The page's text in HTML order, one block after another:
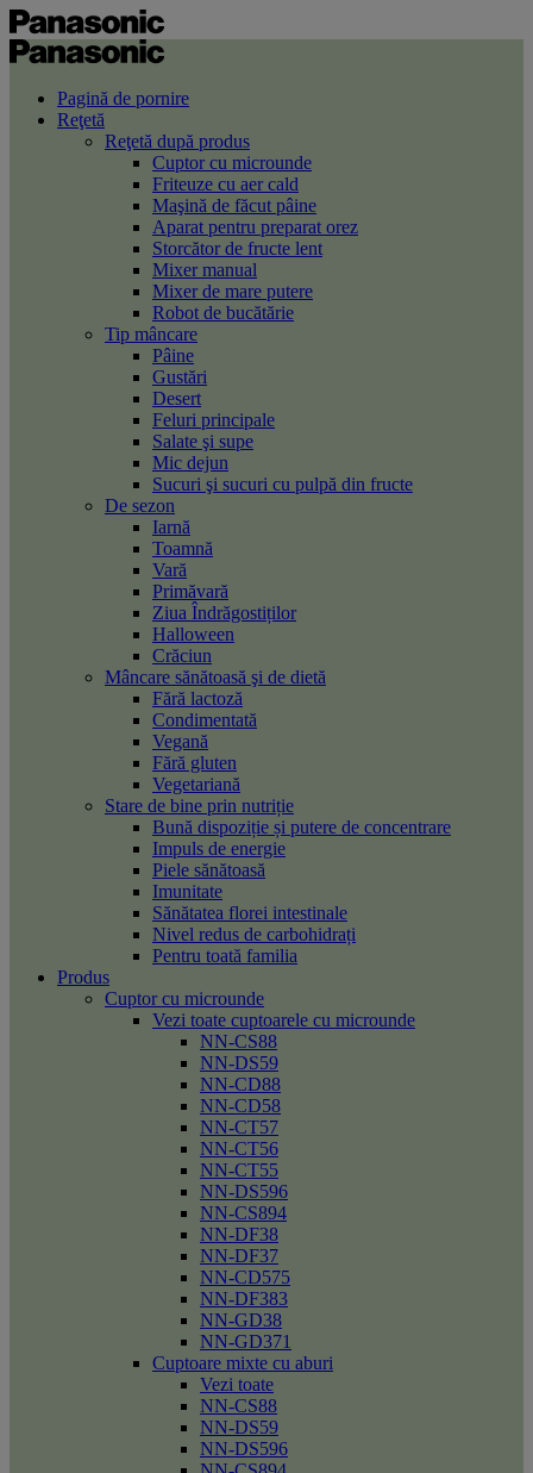
Pagină de pornire
Reţetă
Reţetă după produs
Cuptor cu microunde
Friteuze cu aer cald
Maşină de făcut pâine
Aparat pentru preparat orez
Storcător de fructe lent
Mixer manual
Mixer de mare putere
Robot de bucătărie
Tip mâncare
Pâine
Gustări
Desert
Feluri principale
Salate şi supe
Mic dejun
Sucuri şi sucuri cu pulpă din fructe
De sezon
Iarnă
Toamnă
Vară
Primăvară
Ziua Îndrăgostiților
Halloween
Crăciun
Mâncare sănătoasă şi de dietă
Fără lactoză
Condimentată
Vegană
Fără gluten
Vegetariană
Stare de bine prin nutriție
Bună dispoziție și putere de concentrare
Impuls de energie
Piele sănătoasă
Imunitate
Sănătatea florei intestinale
Nivel redus de carbohidrați
Pentru toată familia
Produs
Cuptor cu microunde
Vezi toate cuptoarele cu microunde
NN-CS88
NN-DS59
NN-CD88
NN-CD58
NN-CT57
NN-CT56
NN-CT55
NN-DS596
NN-CS894
NN-DF38
NN-DF37
NN-CD575
NN-DF383
NN-GD38
NN-GD371
Cuptoare mixte cu aburi
Vezi toate
NN-CS88
NN-DS59
NN-DS596